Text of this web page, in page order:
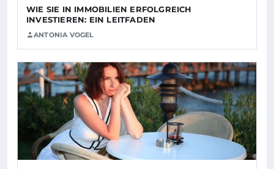
WIE SIE IN IMMOBILIEN ERFOLGREICH
INVESTIEREN: EIN LEITFADEN
ANTONIA VOGEL